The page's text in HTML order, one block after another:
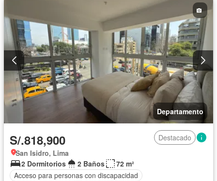
Departamento
S/.818,900
Destacado
San Isidro, Lima
2 Dormitorios
2 Baños
72 m²
Acceso para personas con discapacidad